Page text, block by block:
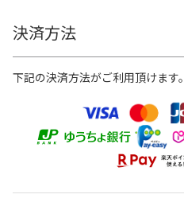
決済方法
下記の決済方法がご利用頂けます。